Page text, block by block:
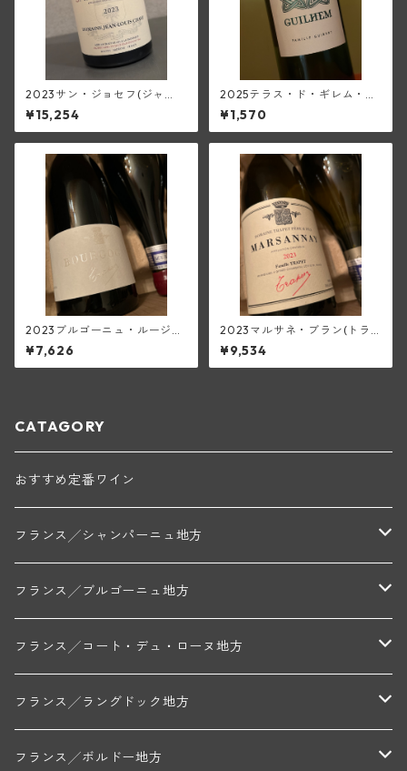
2023サン・ジョセフ(ジャ
ン・ルイ・シャーヴ)
¥15,254
2025テラス・ド・ギレム・ブ
ラン・ヴィエーユ・ヴィーニ
ュ<ペイ・デロ―>(ムーラン・
ド・ガサック)
¥1,570
2023ブルゴーニュ・ルージュ
(トラペ)
¥7,626
2023マルサネ・ブラン(トラ
ペ)
¥9,534
CATAGORY
おすすめ定番ワイン
フランス╱シャンパーニュ地方
モンターニュ・ド・ランス
トリシェ・ディディエ
コート・デ・ブラン
ミッシェル・ジュネ
フランス╱ブルゴーニュ地方
シャブリ地区
プティ・ポンティニィ(シャブリ)
アラン・マティアス(トネロワ)
コート・ド・ニュイ地区
クロード・デュガ(ジュヴレ・シャンベルタン)
コート・ド・ボーヌ地区
フランス╱コート・デュ・ローヌ地方
北部地区
ジャン・ルイ・シャーヴ(エルミタージュ)
南部地区
フランス╱ラングドック地方
コトー・デュ・ラングドック地区
フランス╱ボルドー地方